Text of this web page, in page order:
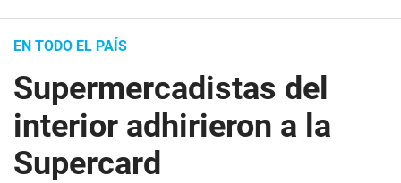
EN TODO EL PAÍS
Supermercadistas del
interior adhirieron a la
Supercard